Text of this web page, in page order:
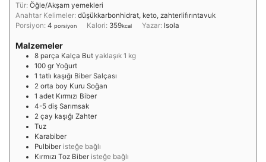
Tür: Öğle/Akşam yemekleri
Anahtar Kelimeler: düşükkarbonhidrat, keto, zahterlifırıntavuk
Porsiyon: 4 porsiyon Kalori: 359kcal Yazar: Isola
Malzemeler
8 parça Kalça But yaklaşık 1 kg
100 gr Yoğurt
1 tatlı kaşığı Biber Salçası
2 orta boy Kuru Soğan
1 adet Kırmızı Biber
4-5 diş Sarımsak
2 çay kaşığı Zahter
Tuz
Karabiber
Pulbiber isteğe bağlı
Kırmızı Toz Biber isteğe bağlı